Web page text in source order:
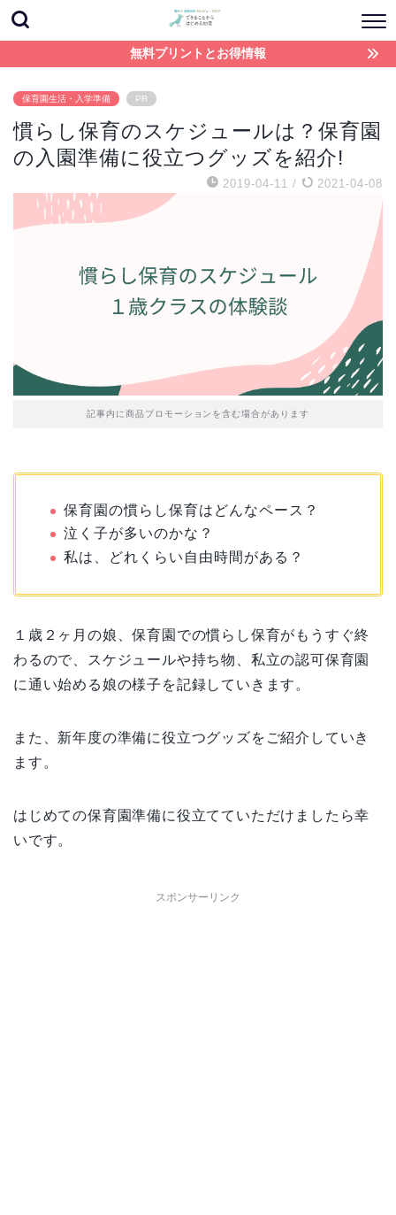
無料プリントとお得情報
保育園生活・入学準備 PR
慣らし保育のスケジュールは？保育園
の入園準備に役立つグッズを紹介!
2019-04-11 / 2021-04-08
記事内に商品プロモーションを含む場合があります
保育園の慣らし保育はどんなペース？
泣く子が多いのかな？
私は、どれくらい自由時間がある？
１歳２ヶ月の娘、保育園での慣らし保育がもうすぐ終
わるので、スケジュールや持ち物、私立の認可保育園
に通い始める娘の様子を記録していきます。
また、新年度の準備に役立つグッズをご紹介していき
ます。
はじめての保育園準備に役立てていただけましたら幸
いです。
スポンサーリンク